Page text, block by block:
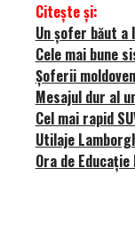
Citește și:
Un șofer băut
Cele mai bune
Șoferii
Mesajul dur al
Cel mai rapid
Utilaje
Ora de